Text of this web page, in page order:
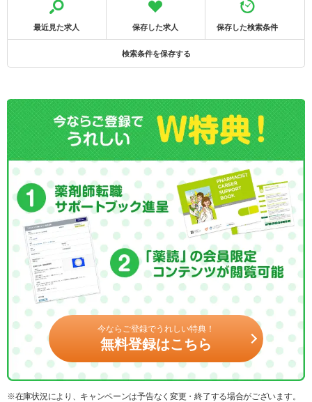
最近見た求人 保存した求人 保存した検索条件
検索条件を保存する
今ならご登録でうれしい特典！
無料登録はこちら
※在庫状況により、キャンペーンは予告なく変更・終了する場合がございます。